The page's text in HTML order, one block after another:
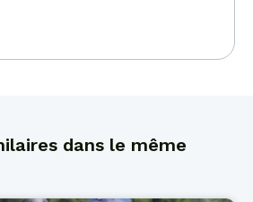
dans le même